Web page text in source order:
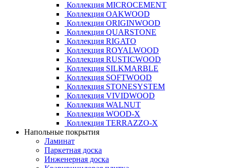
Коллекция MICROCEMENT
Коллекция OAKWOOD
Коллекция ORIGINWOOD
Коллекция QUARSTONE
Коллекция RIGATO
Коллекция ROYALWOOD
Коллекция RUSTICWOOD
Коллекция SILKMARBLE
Коллекция SOFTWOOD
Коллекция STONESYSTEM
Коллекция VIVIDWOOD
Коллекция WALNUT
Коллекция WOOD-X
Коллекция ТЕRRАZZO-X
Напольные покрытия
Ламинат
Паркетная доска
Инженерная доска